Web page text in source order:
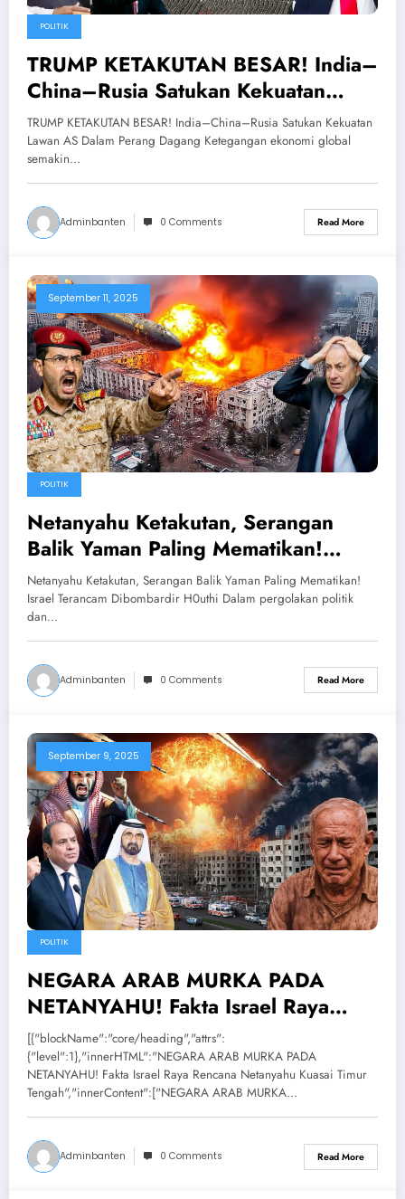
POLITIK
TRUMP KETAKUTAN BESAR! India–
China–Rusia Satukan Kekuatan
Lawan AS Dalam Perang Dagang
TRUMP KETAKUTAN BESAR! India–China–Rusia Satukan Kekuatan
Lawan AS Dalam Perang Dagang Ketegangan ekonomi global
semakin…
Adminbanten 0 Comments Read More
September 11, 2025
POLITIK
Netanyahu Ketakutan, Serangan
Balik Yaman Paling Mematikan!
Israel Terancam Dibombardir H0uthi
Netanyahu Ketakutan, Serangan Balik Yaman Paling Mematikan!
Israel Terancam Dibombardir H0uthi Dalam pergolakan politik
dan…
Adminbanten 0 Comments Read More
September 9, 2025
POLITIK
NEGARA ARAB MURKA PADA
NETANYAHU! Fakta Israel Raya
Rencana Netanyahu Kuasai Timur
Tengah
[{"blockName":"core/heading","attrs":
{"level":1},"innerHTML":"NEGARA ARAB MURKA PADA
NETANYAHU! Fakta Israel Raya Rencana Netanyahu Kuasai Timur
Tengah","innerContent":["NEGARA ARAB MURKA…
Adminbanten 0 Comments Read More